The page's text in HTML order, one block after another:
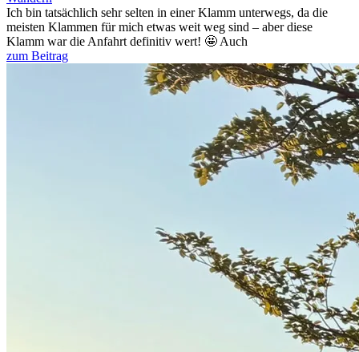
Ich bin tatsächlich sehr selten in einer Klamm unterwegs, da die
meisten Klammen für mich etwas weit weg sind – aber diese
Klamm war die Anfahrt definitiv wert! 🤩 Auch
zum Beitrag